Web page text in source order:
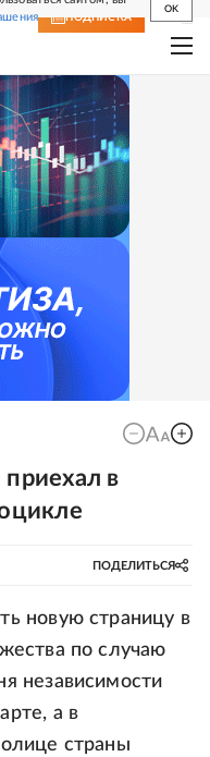
OK
ПОДПИСКА
в
ПОДЕЛИТЬСЯ
новую страницу в
по случаю
независимости
а в
страны